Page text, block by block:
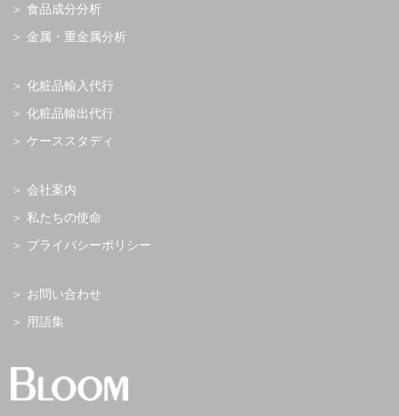
食品成分分析
金属・重金属分析
化粧品輸入代行
化粧品輸出代行
ケーススタディ
会社案内
私たちの使命
プライバシーポリシー
お問い合わせ
用語集